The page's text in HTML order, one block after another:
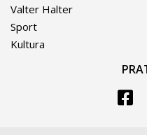
Valter Halter
Sport
Kultura